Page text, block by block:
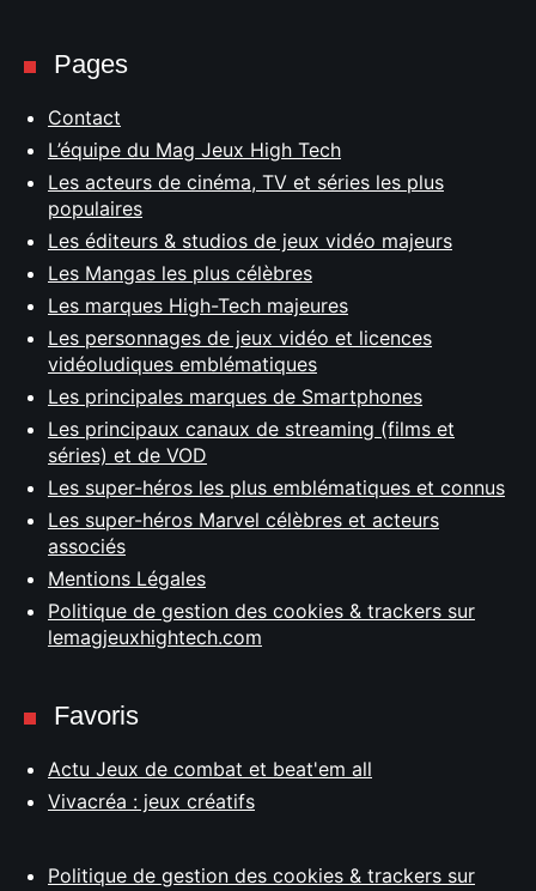
Pages
Contact
L’équipe du Mag Jeux High Tech
Les acteurs de cinéma, TV et séries les plus
populaires
Les éditeurs & studios de jeux vidéo majeurs
Les Mangas les plus célèbres
Les marques High-Tech majeures
Les personnages de jeux vidéo et licences
vidéoludiques emblématiques
Les principales marques de Smartphones
Les principaux canaux de streaming (films et
séries) et de VOD
Les super-héros les plus emblématiques et connus
Les super-héros Marvel célèbres et acteurs
associés
Mentions Légales
Politique de gestion des cookies & trackers sur
lemagjeuxhightech.com
Favoris
Actu Jeux de combat et beat'em all
Vivacréa : jeux créatifs
Politique de gestion des cookies & trackers sur